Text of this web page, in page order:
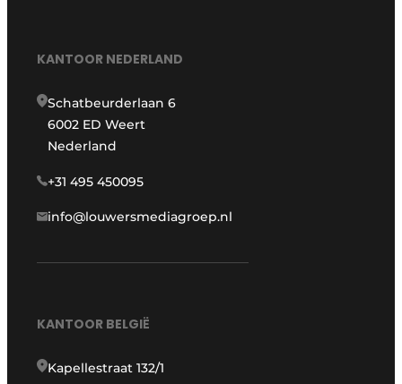
KANTOOR NEDERLAND
Schatbeurderlaan 6
6002 ED Weert
Nederland
+31 495 450095
info@louwersmediagroep.nl
KANTOOR BELGIË
Kapellestraat 132/1